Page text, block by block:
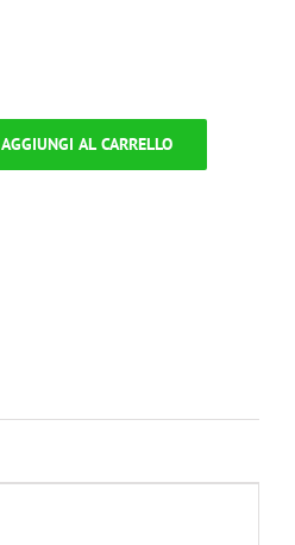
AGGIUNGI AL CARRELLO